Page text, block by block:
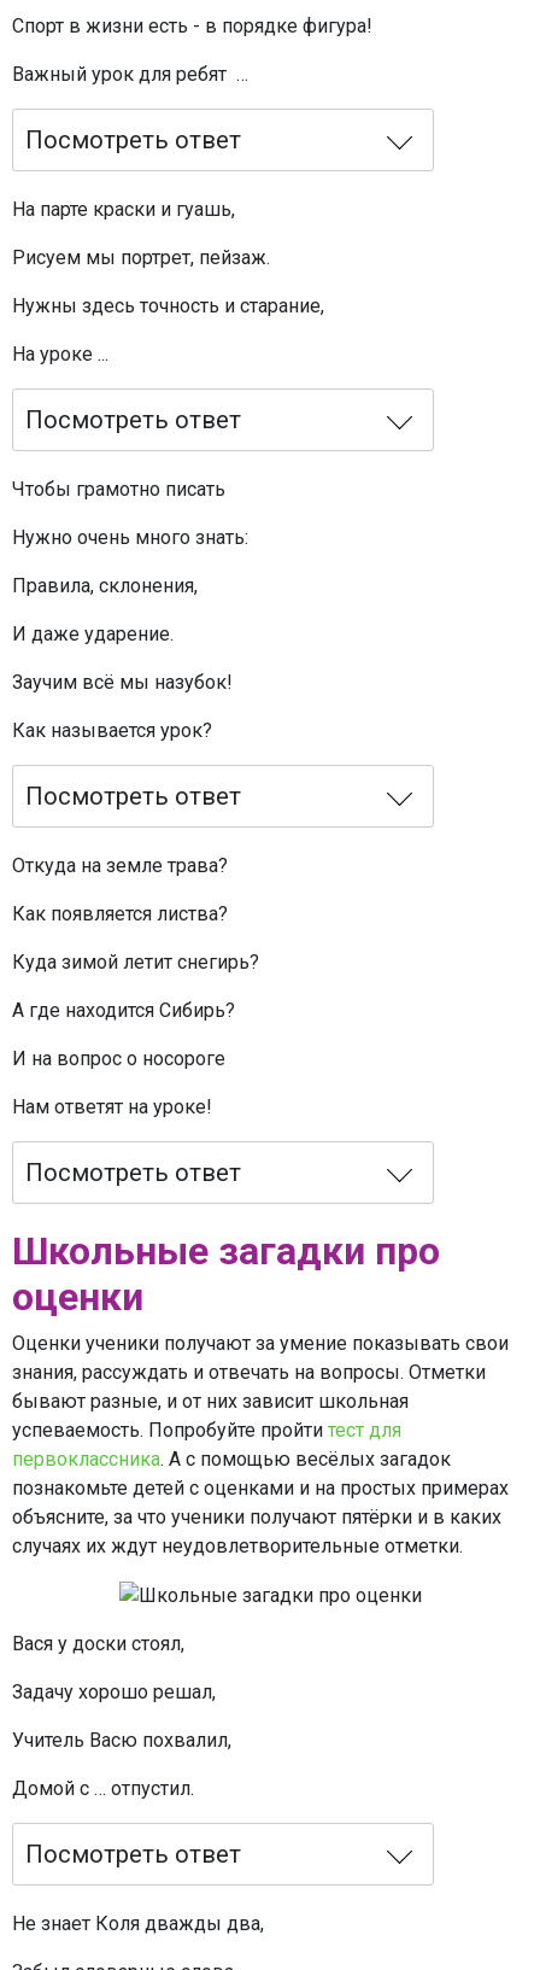
Спорт в жизни есть - в порядке фигура!
Важный урок для ребят …
Посмотреть ответ
На парте краски и гуашь,
Рисуем мы портрет, пейзаж.
Нужны здесь точность и старание,
На уроке ...
Посмотреть ответ
Чтобы грамотно писать
Нужно очень много знать:
Правила, склонения,
И даже ударение.
Заучим всё мы назубок!
Как называется урок?
Посмотреть ответ
Откуда на земле трава?
Как появляется листва?
Куда зимой летит снегирь?
А где находится Сибирь?
И на вопрос о носороге
Нам ответят на уроке!
Посмотреть ответ
Школьные загадки про
оценки
Оценки ученики получают за умение показывать свои
знания, рассуждать и отвечать на вопросы. Отметки
бывают разные, и от них зависит школьная
успеваемость. Попробуйте пройти тест для
первоклассника. А с помощью весёлых загадок
познакомьте детей с оценками и на простых примерах
объясните, за что ученики получают пятёрки и в каких
случаях их ждут неудовлетворительные отметки.
Вася у доски стоял,
Задачу хорошо решал,
Учитель Васю похвалил,
Домой с … отпустил.
Посмотреть ответ
Не знает Коля дважды два,